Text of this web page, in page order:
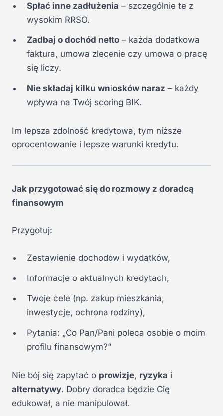
Spłać inne zadłużenia – szczególnie te z
wysokim RRSO.
Zadbaj o dochód netto – każda dodatkowa
faktura, umowa zlecenie czy umowa o pracę
się liczy.
Nie składaj kilku wniosków naraz – każdy
wpływa na Twój scoring BIK.
Im lepsza zdolność kredytowa, tym niższe
oprocentowanie i lepsze warunki kredytu.
Jak przygotować się do rozmowy z doradcą
finansowym
Przygotuj:
Zestawienie dochodów i wydatków,
Informacje o aktualnych kredytach,
Twoje cele (np. zakup mieszkania,
inwestycje, ochrona rodziny),
Pytania: „Co Pan/Pani poleca osobie o moim
profilu finansowym?”
Nie bój się zapytać o prowizje, ryzyka i
alternatywy. Dobry doradca będzie Cię
edukował, a nie manipulował.